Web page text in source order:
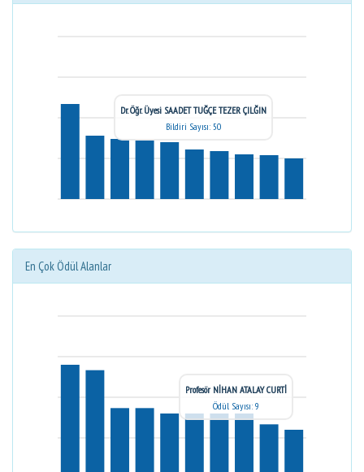
Dr. Öğr. Üyesi SAADET TUĞÇE TEZER ÇILĞIN
Bildiri Sayısı: 50
En Çok Ödül Alanlar
Profesör NİHAN ATALAY CURTİ
Ödül Sayısı: 9